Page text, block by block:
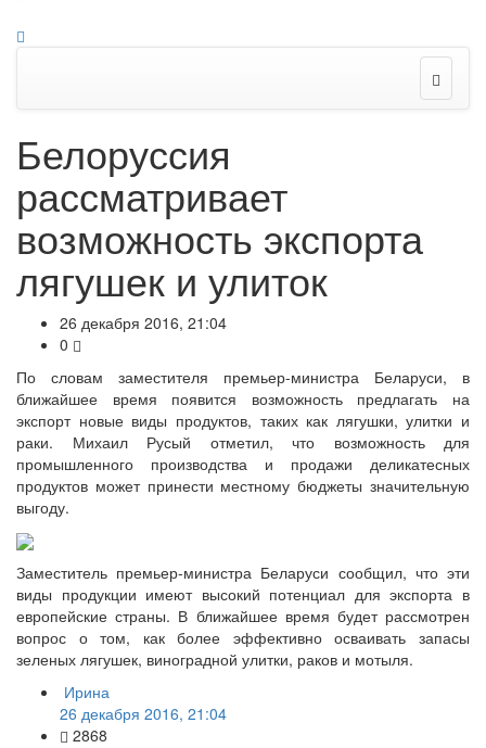
Белоруссия
рассматривает
возможность экспорта
лягушек и улиток
26 декабря 2016, 21:04
0
По словам заместителя премьер-министра Беларуси, в
ближайшее время появится возможностьпредлагать на
экспорт новые виды продуктов, таких как лягушки, улитки и
раки. Михаил Русый отметил, что возможность для
промышленного производства и продажи деликатесных
продуктов может принести местному бюджеты значительную
выгоду.
Заместитель премьер-министра Беларуси сообщил, что эти
виды продукции имеют высокий потенциал для экспорта в
европейские страны. В ближайшее время будет рассмотрен
вопрос о том, как более эффективно осваивать запасы
зеленых лягушек, виноградной улитки, раков и мотыля.
Ирина
26 декабря 2016, 21:04
2868